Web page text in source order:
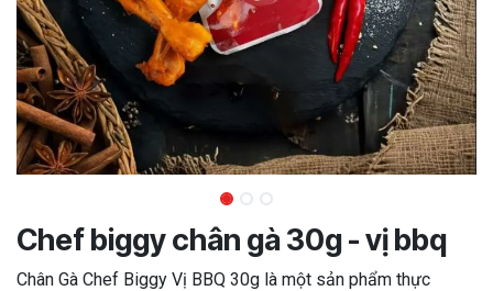
Chef biggy chân gà 30g - vị bbq
Chân Gà Chef Biggy Vị BBQ 30g là một sản phẩm thực